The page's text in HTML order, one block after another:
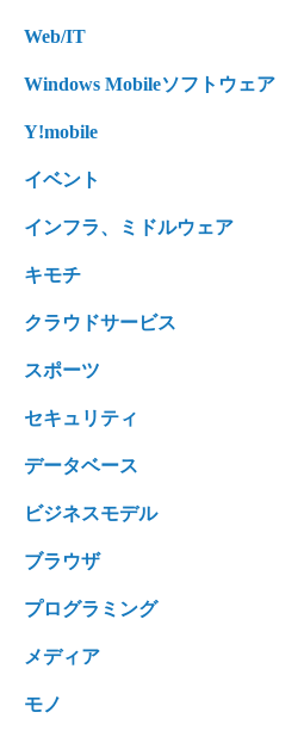
Web/IT
Windows Mobileソフトウェア
Y!mobile
イベント
インフラ、ミドルウェア
キモチ
クラウドサービス
スポーツ
セキュリティ
データベース
ビジネスモデル
ブラウザ
プログラミング
メディア
モノ